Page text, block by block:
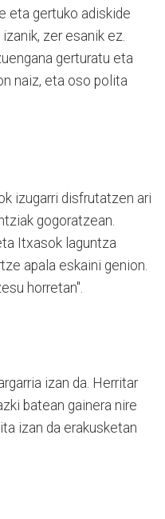
eta gertuko adiskide
zer esanik ez.
gerturatu eta
naiz, eta oso polita
izugarri disfrutatzen ari
gogoratzean.
Itxasok laguntza
apala eskaini genion.
horretan".
izan da. Herritar
batean gainera nire
izan da erakusketan